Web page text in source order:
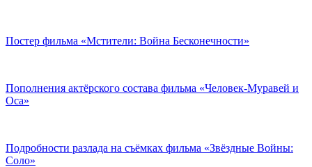
Постер фильма «Мстители: Война Бесконечности»
Пополнения актёрского состава фильма «Человек-Муравей и
Оса»
Подробности разлада на съёмках фильма «Звёздные Войны:
Соло»